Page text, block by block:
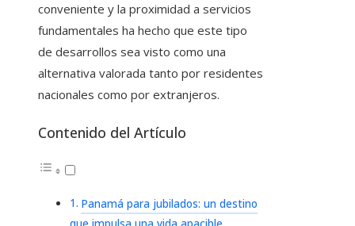
conveniente y la proximidad a servicios
fundamentales ha hecho que este tipo
de desarrollos sea visto como una
alternativa valorada tanto por residentes
nacionales como por extranjeros.
Contenido del Artículo
Panamá para jubilados: un destino